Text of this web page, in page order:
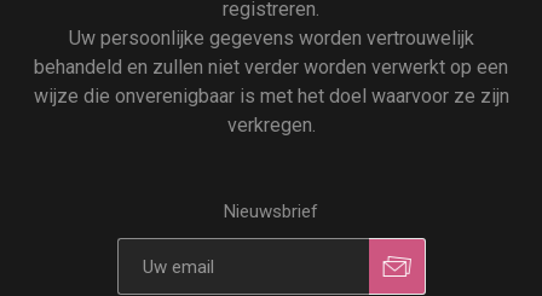
registreren.
Uw persoonlijke gegevens worden vertrouwelijk
behandeld en zullen niet verder worden verwerkt op een
wijze die onverenigbaar is met het doel waarvoor ze zijn
verkregen.
Nieuwsbrief